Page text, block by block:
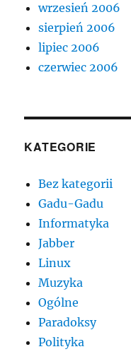
wrzesień 2006
sierpień 2006
lipiec 2006
czerwiec 2006
KATEGORIE
Bez kategorii
Gadu-Gadu
Informatyka
Jabber
Linux
Muzyka
Ogólne
Paradoksy
Polityka